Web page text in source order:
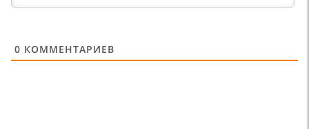
0 КОММЕНТАРИЕВ